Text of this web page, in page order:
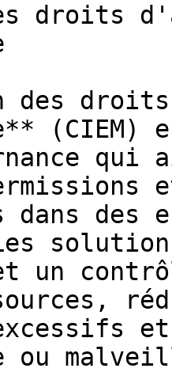
droits
des
(CIEM)
qui
des
ou